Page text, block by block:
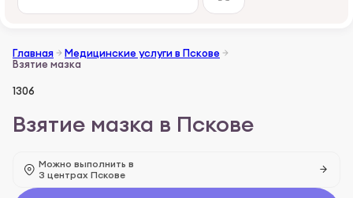
Главная
Медицинские услуги в Пскове
Взятие мазка
1306
Взятие мазка в Пскове
Можно выполнить в
3 центрах Пскове